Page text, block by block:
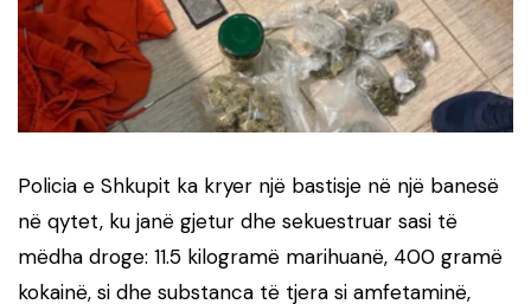
Policia e Shkupit ka kryer një bastisje në një banesë
në qytet, ku janë gjetur dhe sekuestruar sasi të
mëdha droge: 11.5 kilogramë marihuanë, 400 gramë
kokainë, si dhe substanca të tjera si amfetaminë,